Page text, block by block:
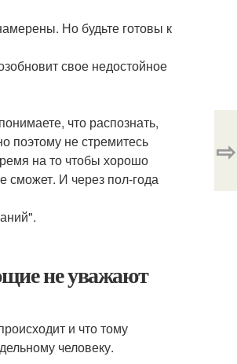
Но будьте готовы к
свое недостойное
что распознать,
поэтому не стремитесь
на то чтобы хорошо
сможет. И через пол-года
не уважают
и что тому
человеку.
⇨